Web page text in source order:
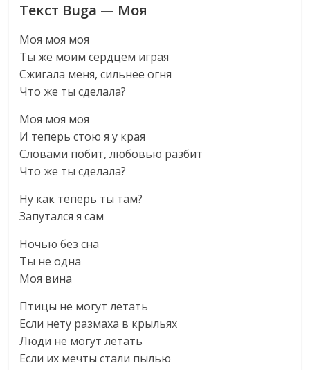
Текст Buga — Моя
Моя моя моя
Ты же моим сердцем играя
Сжигала меня, сильнее огня
Что же ты сделала?
Моя моя моя
И теперь стою я у края
Словами побит, любовью разбит
Что же ты сделала?
Ну как теперь ты там?
Запутался я сам
Ночью без сна
Ты не одна
Моя вина
Птицы не могут летать
Если нету размаха в крыльях
Люди не могут летать
Если их мечты стали пылью